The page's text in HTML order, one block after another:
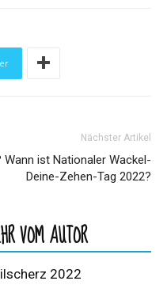
Nächster Artikel
Wann ist Nationaler Wackel-
Deine-Zehen-Tag 2022?
VOM AUTOR
2022